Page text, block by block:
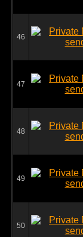
46
47
48
49
50